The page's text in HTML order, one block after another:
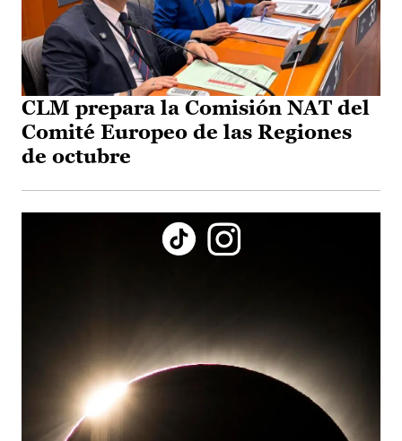
CLM prepara la Comisión NAT del
Comité Europeo de las Regiones
de octubre